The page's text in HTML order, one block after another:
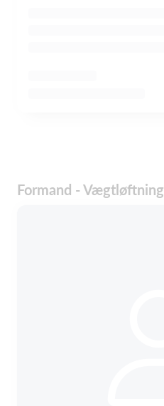
Formand - Vægtløftning